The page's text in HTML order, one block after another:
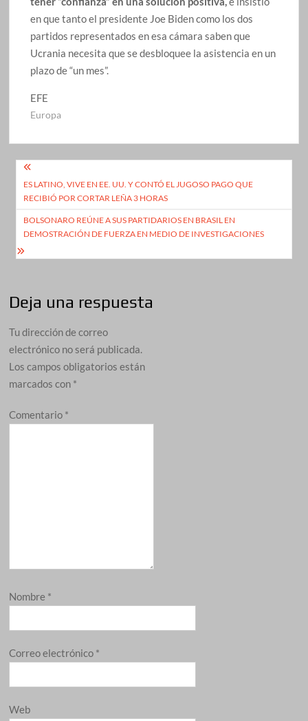
en que tanto el presidente Joe Biden como los dos
partidos representados en esa cámara saben que
Ucrania necesita que se desbloquee la asistencia en un
plazo de “un mes”.
EFE
Europa
Navegación
de
entradas
ES LATINO, VIVE EN EE. UU. Y CONTÓ EL JUGOSO PAGO QUE
RECIBIÓ POR CORTAR LEÑA 3 HORAS
BOLSONARO REÚNE A SUS PARTIDARIOS EN BRASIL EN
DEMOSTRACIÓN DE FUERZA EN MEDIO DE INVESTIGACIONES
Deja una respuesta
Tu dirección de correo
electrónico no será publicada.
Los campos obligatorios están
marcados con *
Comentario *
Nombre *
Correo electrónico *
Web